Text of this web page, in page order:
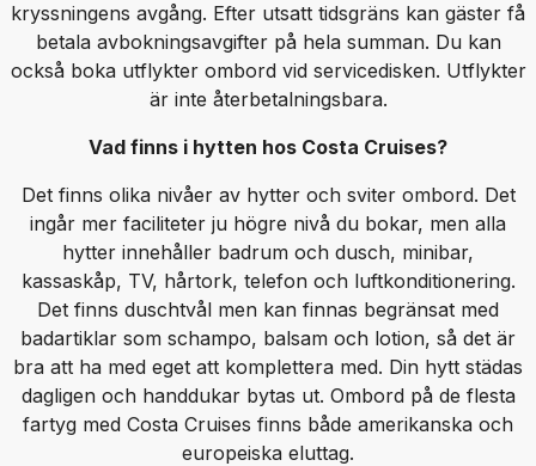
kryssningens avgång. Efter utsatt tidsgräns kan gäster få
betala avbokningsavgifter på hela summan. Du kan
också boka utflykter ombord vid servicedisken. Utflykter
är inte återbetalningsbara.
Vad finns i hytten hos Costa Cruises?
Det finns olika nivåer av hytter och sviter ombord. Det
ingår mer faciliteter ju högre nivå du bokar, men alla
hytter innehåller badrum och dusch, minibar,
kassaskåp, TV, hårtork, telefon och luftkonditionering.
Det finns duschtvål men kan finnas begränsat med
badartiklar som schampo, balsam och lotion, så det är
bra att ha med eget att komplettera med. Din hytt städas
dagligen och handdukar bytas ut. Ombord på de flesta
fartyg med Costa Cruises finns både amerikanska och
europeiska eluttag.